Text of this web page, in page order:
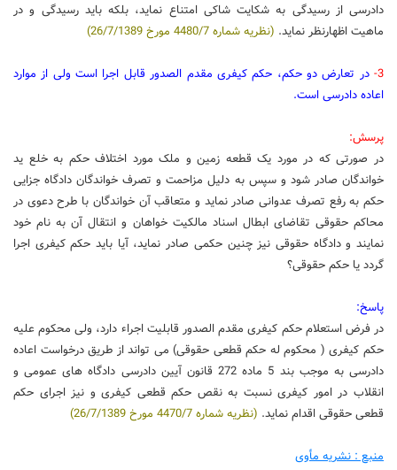
دادرسی از رسیدگی به شکایت شاکی امتناع نماید، بلکه باید رسیدگی و در
ماهیت اظهارنظر نماید. (نظریه شماره 4480/7 مورخ 26/7/1389)
3- در تعارض دو حکم، حکم کیفری مقدم الصدور قابل اجرا است ولی از موارد
اعاده دادرسی است.
پرسش:
در صورتی که در مورد یک قطعه زمین و ملک مورد اختلاف حکم به خلع ید
خواندگان صادر شود و سپس به دلیل مزاحمت و تصرف خواندگان دادگاه جزایی
حکم به رفع تصرف عدوانی صادر نماید و متعاقب آن خواندگان با طرح دعوی در
محاکم حقوقی تقاضای ابطال اسناد مالکیت خواهان و انتقال آن به نام خود
نمایند و دادگاه حقوقی نیز چنین حکمی صادر نماید، آیا باید حکم کیفری اجرا
گردد یا حکم حقوقی؟
پاسخ:
در فرض استعلام حکم کیفری مقدم الصدور قابلیت اجراء دارد، ولی محکوم علیه
حکم کیفری ( محکوم له حکم قطعی حقوقی) می تواند از طریق درخواست اعاده
دادرسی به موجب بند 5 ماده 272 قانون آیین دادرسی دادگاه های عمومی و
انقلاب در امور کیفری نسبت به نقص حکم قطعی کیفری و نیز اجرای حکم
قطعی حقوقی اقدام نماید. (نظریه شماره 4470/7 مورخ 26/7/1389)
منبع : نشریه مأوی